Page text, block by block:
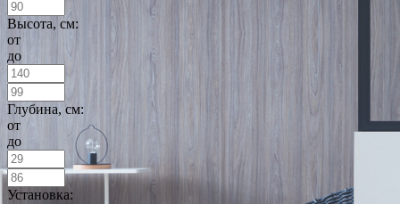
Высота, см:
от
до
Глубина, см:
от
до
Установка: